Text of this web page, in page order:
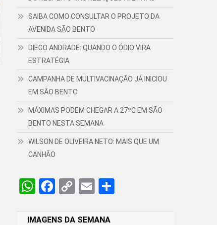
SAIBA COMO CONSULTAR O PROJETO DA
AVENIDA SÃO BENTO
DIEGO ANDRADE: QUANDO O ÓDIO VIRA
ESTRATÉGIA
CAMPANHA DE MULTIVACINAÇÃO JÁ INICIOU
EM SÃO BENTO
MÁXIMAS PODEM CHEGAR A 27ºC EM SÃO
BENTO NESTA SEMANA
WILSON DE OLIVEIRA NETO: MAIS QUE UM
CANHÃO
WhatsApp
Facebook
CopyEmail
IMAGENS DA SEMANA